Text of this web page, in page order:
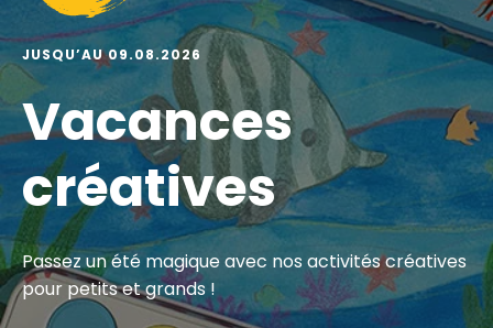
JUSQU’AU 09.08.2026
Vacances
créatives
Passez un été magique avec nos activités créatives
pour petits et grands !